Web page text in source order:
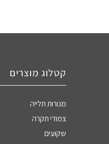
קטלוג מוצרים
מנורות תלייה
צמודי תקרה
שקועים